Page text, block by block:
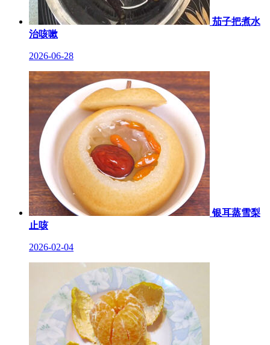
茄子把煮水
治咳嗽
2026-06-28
银耳蒸雪梨
止咳
2026-02-04